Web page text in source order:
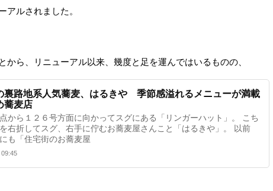
アルされました。
から、リニューアル以来、幾度と足を運んではいるものの、
裏路地系人気蕎麦、はるきや 季節感溢れるメニューが満載
蕎麦店
から１２６号方面に向かってスグにある「リンガーハット」。 こち
右折してスグ、右手に佇むお蕎麦屋さんこと「はるきや」。 以前
も「住宅街のお蕎麦屋